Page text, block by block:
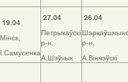
19.04
Мінск,
І.Самусенка
27.04
Петрыкаўскі
р-н,
А.Шэўчык
26.04
р-н,
А.Вінчэўскі